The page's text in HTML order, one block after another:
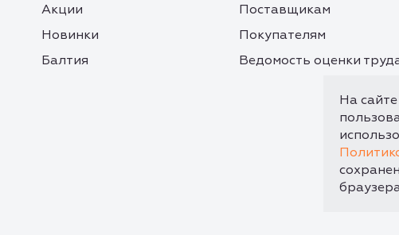
Акции
Поставщикам
Новинки
Покупателям
Балтия
Ведомость оценки
На